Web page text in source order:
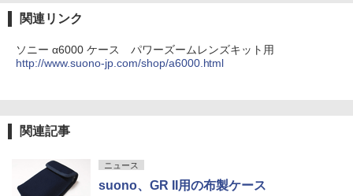
関連リンク
ソニー α6000 ケース パワーズームレンズキット用
http://www.suono-jp.com/shop/a6000.html
関連記事
ニュース
suono、GR II用の布製ケース